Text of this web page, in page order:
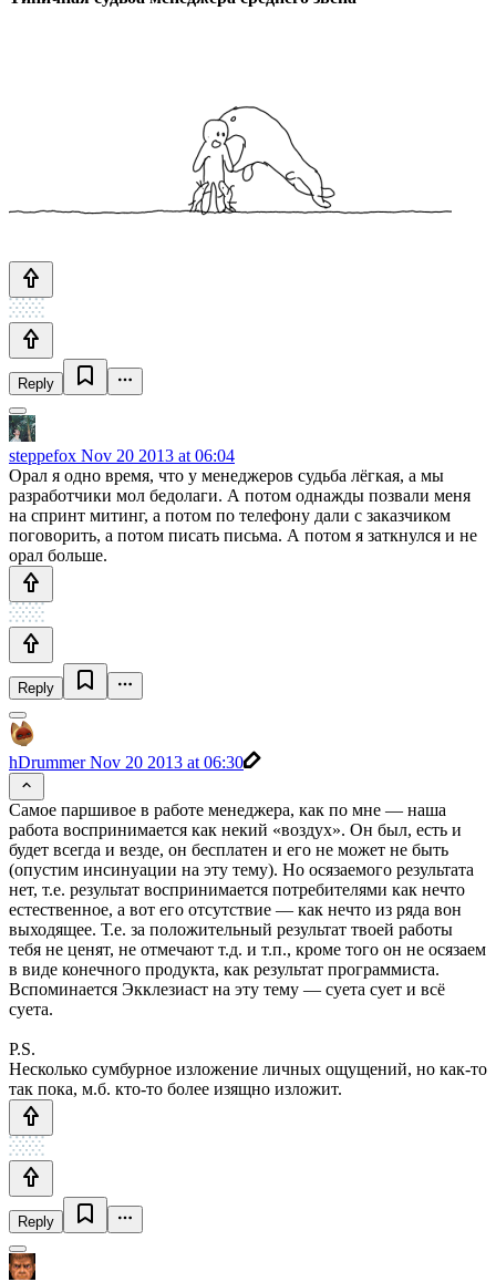
Reply
steppefox Nov 20 2013 at 06:04
Орал я одно время, что у менеджеров судьба лёгкая, а мы
разработчики мол бедолаги. А потом однажды позвали меня
на спринт митинг, а потом по телефону дали с заказчиком
поговорить, а потом писать письма. А потом я заткнулся и не
орал больше.
Reply
hDrummerNov 20 2013 at 06:30
Самое паршивое в работе менеджера, как по мне — наша
работа воспринимается как некий «воздух». Он был, есть и
будет всегда и везде, он бесплатен и его не может не быть
(опустим инсинуации на эту тему). Но осязаемого результата
нет, т.е. результат воспринимается потребителями как нечто
естественное, а вот его отсутствие — как нечто из ряда вон
выходящее. Т.е. за положительный результат твоей работы
тебя не ценят, не отмечают т.д. и т.п., кроме того он не осязаем
в виде конечного продукта, как результат программиста.
Вспоминается Экклезиаст на эту тему — суета сует и всё
суета.
P.S.
Несколько сумбурное изложение личных ощущений, но как-то
так пока, м.б. кто-то более изящно изложит.
Reply